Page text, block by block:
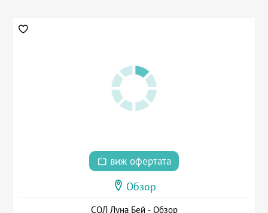
виж офертата
Обзор
СОЛ Луна Бей - Обзор